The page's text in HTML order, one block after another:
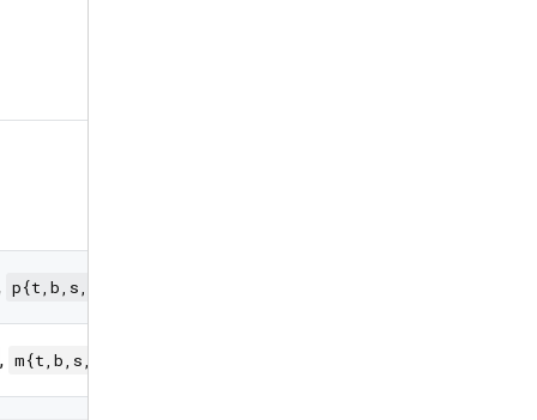
p{t,b,s,e,x,y}-custom-{0.0-*}
, m{t,b,s,e,x,y}-custom-{0.0-*}